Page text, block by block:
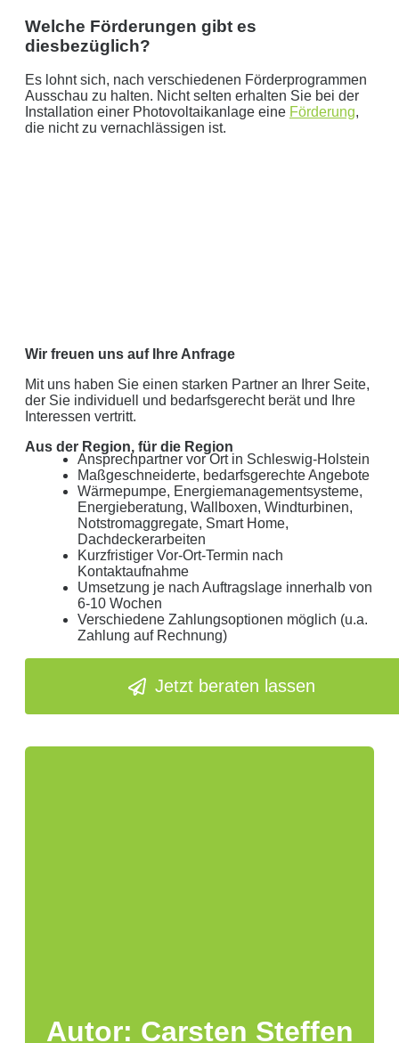
Welche Förderungen gibt es
diesbezüglich?
Es lohnt sich, nach verschiedenen Förderprogrammen
Ausschau zu halten. Nicht selten erhalten Sie bei der
Installation einer Photovoltaikanlage eine Förderung,
die nicht zu vernachlässigen ist.
Wir freuen uns auf Ihre Anfrage
Mit uns haben Sie einen starken Partner an Ihrer Seite,
der Sie individuell und bedarfsgerecht berät und Ihre
Interessen vertritt.
Aus der Region, für die Region
Ansprechpartner vor Ort in Schleswig-Holstein
Maßgeschneiderte, bedarfsgerechte Angebote
Wärmepumpe, Energiemanagementsysteme,
Energieberatung, Wallboxen, Windturbinen,
Notstromaggregate, Smart Home,
Dachdeckerarbeiten
Kurzfristiger Vor-Ort-Termin nach
Kontaktaufnahme
Umsetzung je nach Auftragslage innerhalb von
6-10 Wochen
Verschiedene Zahlungsoptionen möglich (u.a.
Zahlung auf Rechnung)
Jetzt beraten lassen
Autor: Carsten Steffen